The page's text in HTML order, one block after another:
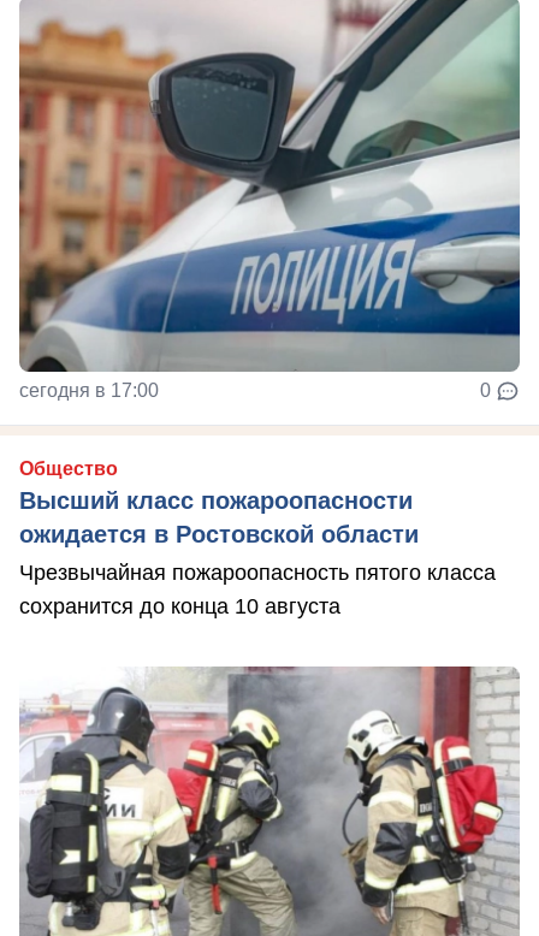
сегодня в 17:00 0
Общество
Высший класс пожароопасности
ожидается в Ростовской области
Чрезвычайная пожароопасность пятого класса
сохранится до конца 10 августа